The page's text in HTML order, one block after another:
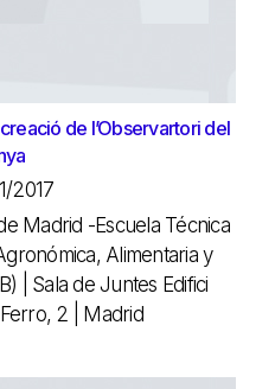
de l’Observartori del
2017
Madrid -Escuela Técnica
Alimentaria y
| Sala de Juntes Edifici
2 | Madrid